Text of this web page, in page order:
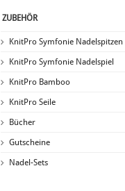
ZUBEHÖR
KnitPro Symfonie Nadelspitzen
KnitPro Symfonie Nadelspiel
KnitPro Bamboo
KnitPro Seile
Bücher
Gutscheine
Nadel-Sets